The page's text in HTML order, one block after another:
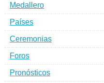
Medallero
Países
Ceremonias
Foros
Pronósticos